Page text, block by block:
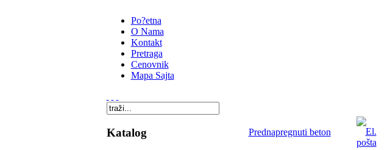
Po?etna
O Nama
Kontakt
Pretraga
Cenovnik
Mapa Sajta
Katalog Prednapregnuti beton